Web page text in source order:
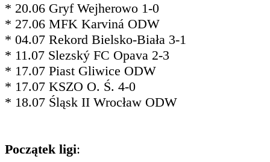
* 20.06 Gryf Wejherowo 1-0
* 27.06 MFK Karviná ODW
* 04.07 Rekord Bielsko-Biała 3-1
* 11.07 Slezský FC Opava 2-3
* 17.07 Piast Gliwice ODW
* 17.07 KSZO O. Ś. 4-0
* 18.07 Śląsk II Wrocław ODW
Początek ligi: